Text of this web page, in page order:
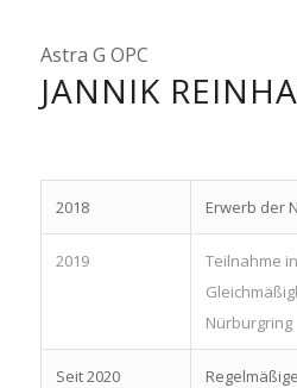
Astra G OPC
JANNIK
2018 Erwerb der
2019
Teilnahme
Nürburgring
Seit 2020